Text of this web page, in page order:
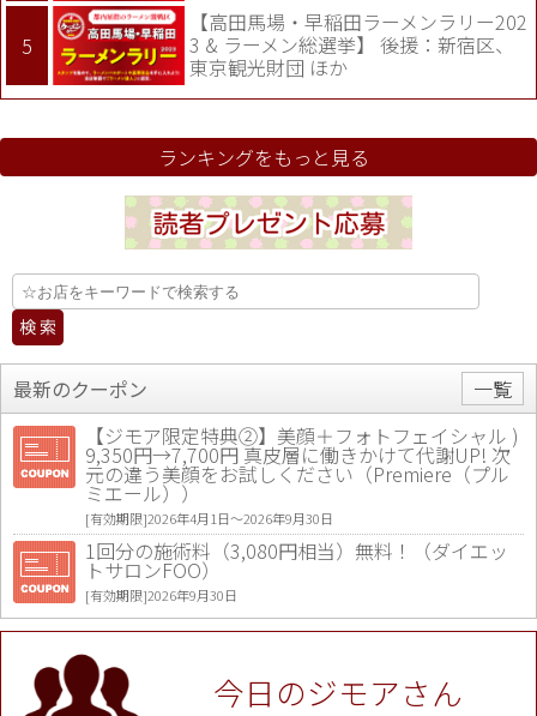
【高田馬場・早稲田ラーメンラリー202
3 & ラーメン総選挙】 後援：新宿区、
東京観光財団 ほか
ランキングをもっと見る
最新のクーポン
一覧
【ジモア限定特典②】美顔＋フォトフェイシャル )
9,350円→7,700円 真皮層に働きかけて代謝UP! 次
元の違う美顔をお試しください（Premiere（プル
ミエール））
[有効期限]2026年4月1日〜2026年9月30日
1回分の施術料（3,080円相当）無料！（ダイエッ
トサロンFOO）
[有効期限]2026年9月30日
値段提示後「ジモア見た」で更に買い取り金額 U
P！※チケットと新品商品は除く（大黒屋 高田馬場
駅前店）
[有効期限]2026年9月30日今日のジモアさん